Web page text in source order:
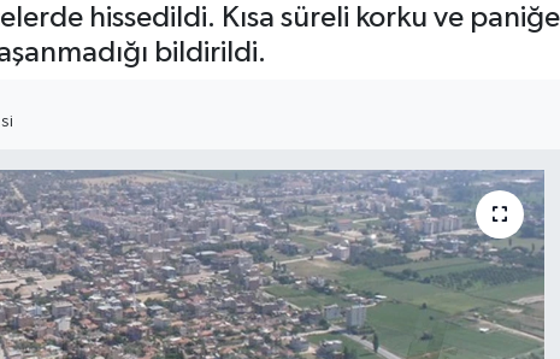
hissedildi. Kısa süreli korku ve
bildirildi.